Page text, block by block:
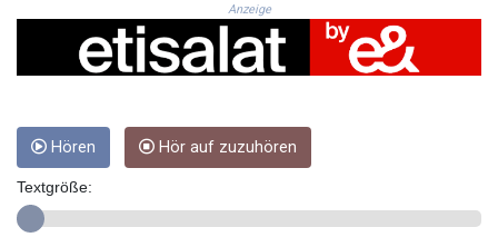
FKP 0.8566
GBP 0.856968
GEL 3.017966
GIP 0.8566
GMD 84.980421
Anzeige
Hören Hör auf zuzuhören
Textgröße: